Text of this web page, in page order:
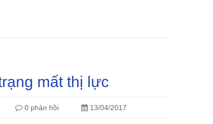
mất thị lực
0 phản hồi 13/04/2017